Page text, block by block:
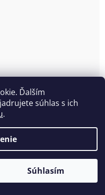
Ďalším
súhlas s ich
.
Súhlasím
/spodnička pod
157763
ks)